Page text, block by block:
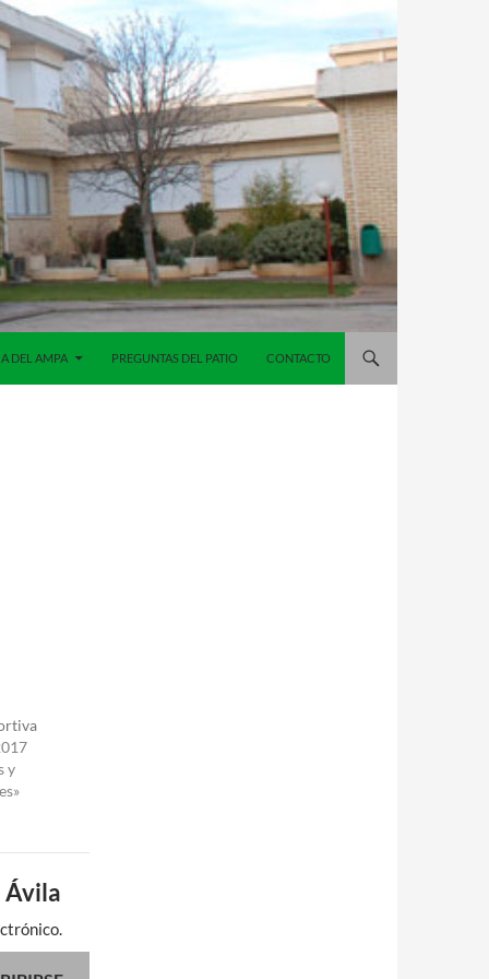
DEL AMPA PREGUNTAS DEL PATIO CONTACTO
y
Ávila